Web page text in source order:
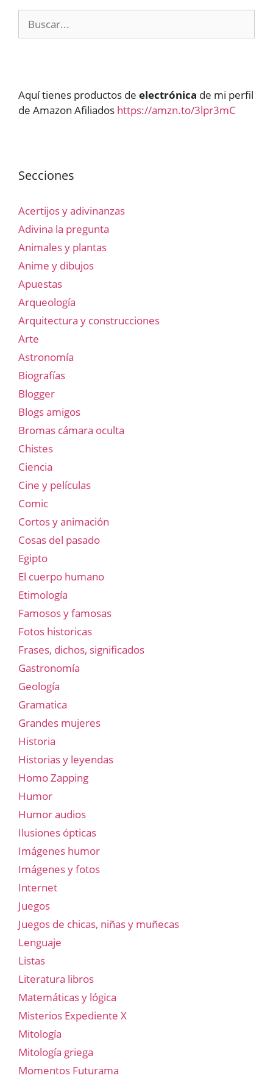
Aquí tienes productos de electrónica de mi perfil
de Amazon Afiliados https://amzn.to/3lpr3mC
Secciones
Acertijos y adivinanzas
Adivina la pregunta
Animales y plantas
Anime y dibujos
Apuestas
Arqueología
Arquitectura y construcciones
Arte
Astronomía
Biografías
Blogger
Blogs amigos
Bromas cámara oculta
Chistes
Ciencia
Cine y películas
Comic
Cortos y animación
Cosas del pasado
Egipto
El cuerpo humano
Etimología
Famosos y famosas
Fotos historicas
Frases, dichos, significados
Gastronomía
Geología
Gramatica
Grandes mujeres
Historia
Historias y leyendas
Homo Zapping
Humor
Humor audios
Ilusiones ópticas
Imágenes humor
Imágenes y fotos
Internet
Juegos
Juegos de chicas, niñas y muñecas
Lenguaje
Listas
Literatura libros
Matemáticas y lógica
Misterios Expediente X
Mitología
Mitología griega
Momentos Futurama